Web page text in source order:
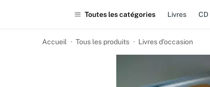
Toutes les catégories Livres CD
Accueil Tous les produits Livres d’occasion